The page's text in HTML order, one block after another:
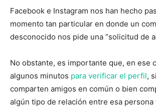
Facebook e Instagram nos han hecho
momento tan particular en donde un
desconocido nos pide una “solicitud de
No obstante, es importante que, en ese
algunos minutos para verificar el perfil,
comparten amigos en común o bien
algún tipo de relación entre esa persona